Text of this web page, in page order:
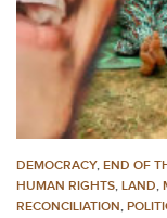
DEMOCRACY, END OF
HUMAN RIGHTS, LAND,
RECONCILIATION,